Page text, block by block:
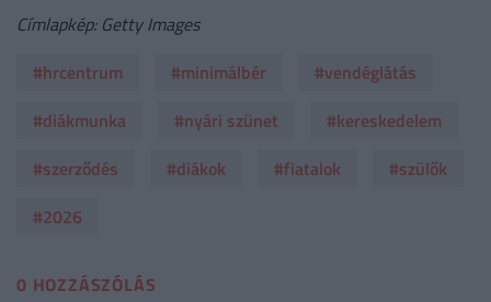
Címlapkép: Getty Images
#hrcentrum
#minimálbér
#vendéglátás
#diákmunka
#nyári szünet
#kereskedelem
#szerződés
#diákok #fiatalok
#szülők
#2026
0 HOZZÁSZÓLÁS